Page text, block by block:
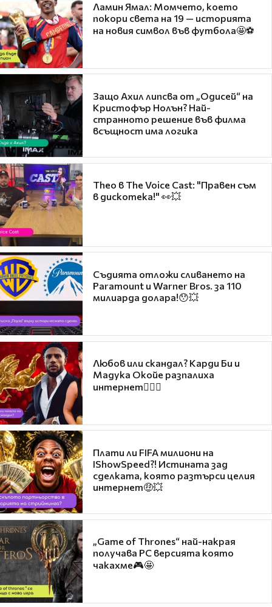
Ламин Ямал: Момчето, което
покори света на 19 — историята
на новия символ във футбола🤩⚽
Защо Ахил липсва от „Одисей“ на
Кристофър Нолън? Най-
странното решение във филма
всъщност има логика
Theo в The Voice Cast: "Правен съм
в дискотека!" 👀💥
Съдията отложи сливането на
Paramount и Warner Bros. за 110
милиарда долара!😯💥
Любов или скандал? Карди Би и
Мадука Окойе разпалиха
интернет❤️‍🔥🔥
Плати ли FIFA милиони на
IShowSpeed?! Истината зад
сделката, която разтърси целия
интернет🤑💥
„Game of Thrones“ най-накрая
получава PC версията която
чакахме🎮🤩